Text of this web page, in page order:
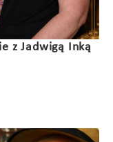
z Jadwigą Inką